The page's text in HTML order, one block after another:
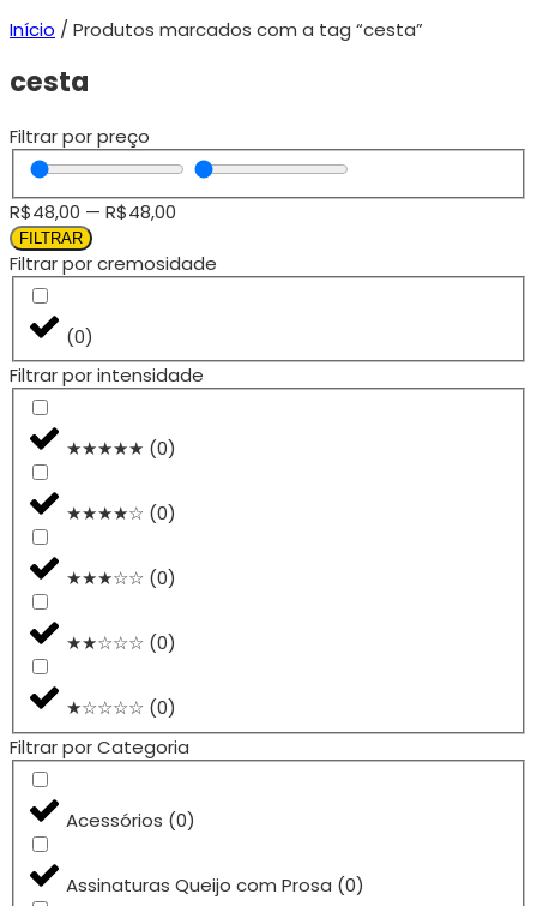
Início / Produtos marcados com a tag “cesta”
cesta
Filtrar por preço
R$48,00 — R$48,00
FILTRAR
Filtrar por cremosidade
(0)
Filtrar por intensidade
★★★★★ (0)
★★★★☆ (0)
★★★☆☆ (0)
★★☆☆☆ (0)
★☆☆☆☆ (0)
Filtrar por Categoria
Acessórios (0)
Assinaturas Queijo com Prosa (0)